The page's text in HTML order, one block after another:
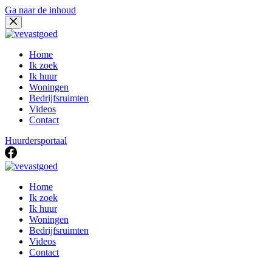
Ga naar de inhoud
Home
Ik zoek
Ik huur
Woningen
Bedrijfsruimten
Videos
Contact
Huurdersportaal
Home
Ik zoek
Ik huur
Woningen
Bedrijfsruimten
Videos
Contact